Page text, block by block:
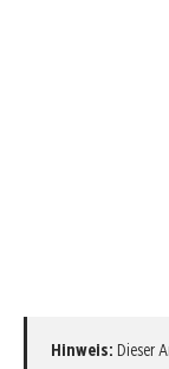
Hinweis: Dieser